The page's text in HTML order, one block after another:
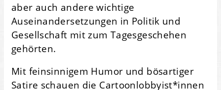
aber auch andere wichtige
Auseinandersetzungen in Politik und
Gesellschaft mit zum Tagesgeschehen
gehörten.
Mit feinsinnigem Humor und bösartiger
Satire schauen die Cartoonlobbyist*innen